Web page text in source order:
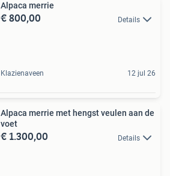
Alpaca merrie
€ 800,00 Details
Klazienaveen 12 jul 26
Alpaca merrie met hengst veulen aan de
voet
€ 1.300,00 Details